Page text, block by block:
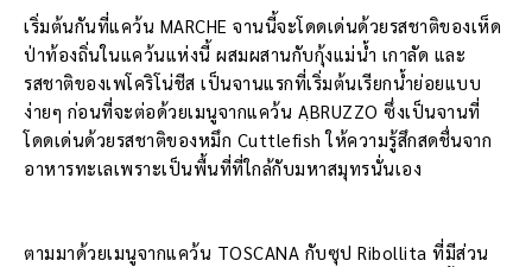
เริ่มต้นกันที่แคว้น MARCHE จานนี้จะโดดเด่นด้วยรสชาติของเห็ด
ป่าท้องถิ่นในแคว้นแห่งนี้ ผสมผสานกับกุ้งแม่น้ำ เกาลัด และ
รสชาติของเพโคริโน่ชีส เป็นจานแรกที่เริ่มต้นเรียกน้ำย่อยแบบ
ง่ายๆ ก่อนที่จะต่อด้วยเมนูจากแคว้น AฺBRUZZO ซึ่งเป็นจานที่
โดดเด่นด้วยรสชาติของหมึก Cuttlefish ให้ความรู้สึกสดชื่นจาก
อาหารทะเลเพราะเป็นพื้นที่ที่ใกล้กับมหาสมุทรนั่นเอง
ตามมาด้วยเมนูจากแคว้น TOSCANA กับซุป Ribollita ที่มีส่วน